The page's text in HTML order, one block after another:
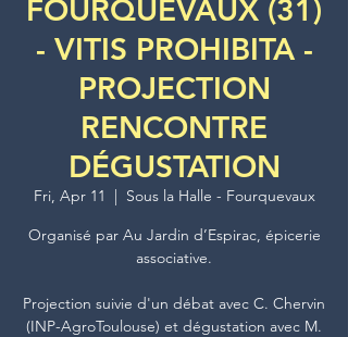
FOURQUEVAUX (31)
- VITIS PROHIBITA -
PROJECTION
RENCONTRE
DÉGUSTATION
Fri, Apr 11
  |
Sous la Halle - Fourquevaux
Organisé par Au Jardin d’Espirac, épicerie
associative.
Projection suivie d'un débat avec C. Chervin
(INP-AgroToulouse) et dégustation avec M.